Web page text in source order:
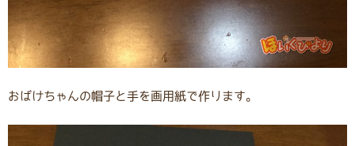
おばけちゃんの帽子と手を画用紙で作ります。